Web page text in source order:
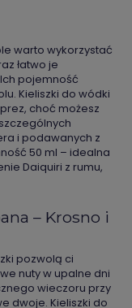
warto wykorzystać
łatwo je
pojemność
Kieliszki do wódki
choć możesz
i podawanych z
50 ml – idealna
Daiquiri z rumu,
– Krosno i
pozwolą ci
nuty w upalne dni
wieczoru przy
dwoje. Kieliszki do